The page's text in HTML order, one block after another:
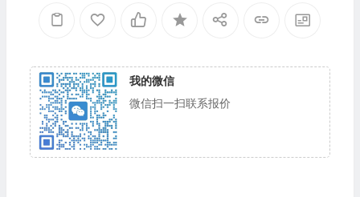
我的微信
微信扫一扫联系报价